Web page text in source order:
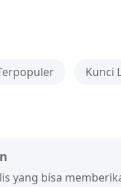
Kunci
yang bisa